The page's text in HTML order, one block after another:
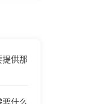
提供那